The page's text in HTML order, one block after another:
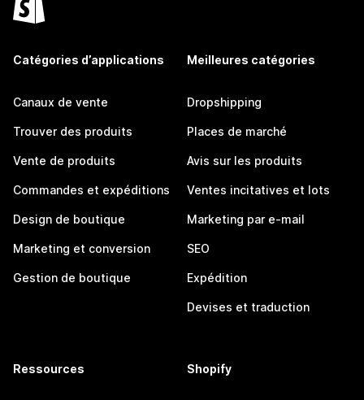
Catégories d’applications
Canaux de vente
Trouver des produits
Vente de produits
Commandes et expéditions
Design de boutique
Marketing et conversion
Gestion de boutique
Meilleures catégories
Dropshipping
Places de marché
Avis sur les produits
Ventes incitatives et lots
Marketing par e-mail
SEO
Expédition
Devises et traduction
Ressources Shopify